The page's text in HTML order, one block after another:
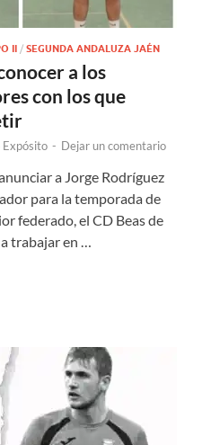
II / SEGUNDA ANDALUZA JAÉN
a los
con los que
Expósito - Dejar un comentario
a Jorge Rodríguez
para la temporada de
federado, el CD Beas de
trabajar en …